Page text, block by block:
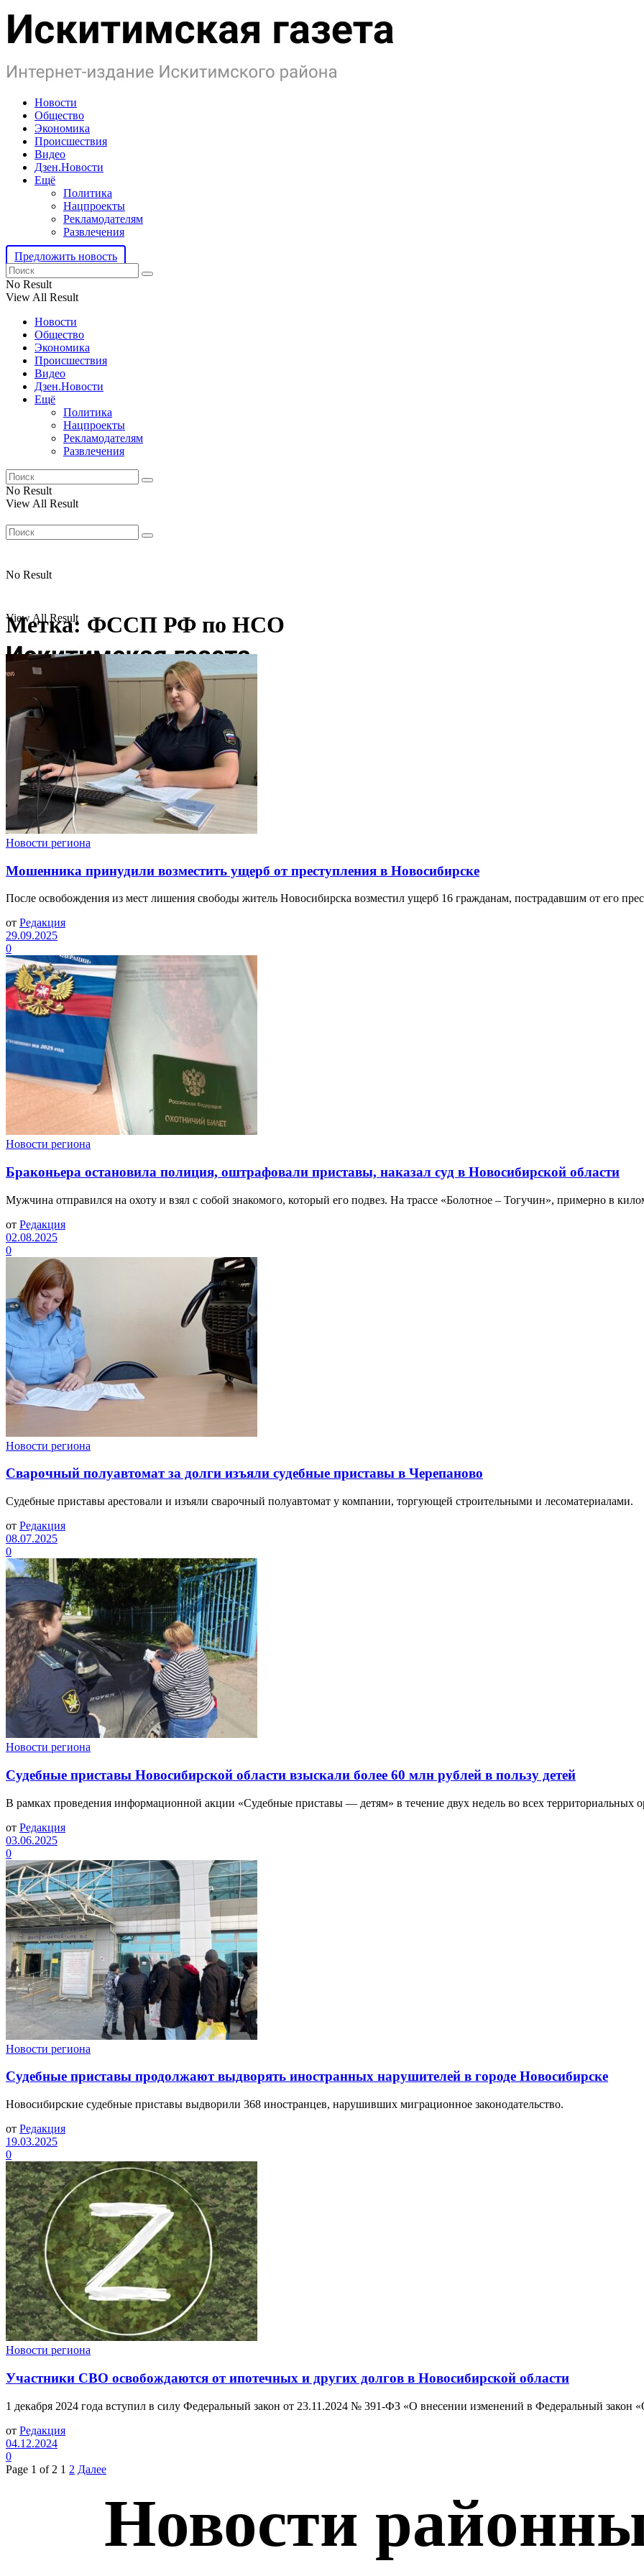
Новости
Общество
Экономика
Происшествия
Видео
Дзен.Новости
Ещё
Политика
Нацпроекты
Рекламодателям
Развлечения
Предложить новость
No Result
View All Result
Новости
Общество
Экономика
Происшествия
Видео
Дзен.Новости
Ещё
Политика
Нацпроекты
Рекламодателям
Развлечения
No Result
View All Result
No Result
View All Result
Метка: ФССП РФ по НСО
Новости региона
Мошенника принудили возместить ущерб от преступления в Новосибирске
После освобождения из мест лишения свободы житель Новосибирска возместил ущерб 16 гражданам, пострадавшим от его
от Редакция
29.09.2025
0
Новости региона
Браконьера остановила полиция, оштрафовали приставы, наказал суд в Новосибирской области
Мужчина отправился на охоту и взял с собой знакомого, который его подвез. На трассе «Болотное – Тогучин», примерно в
от Редакция
02.08.2025
0
Новости региона
Сварочный полуавтомат за долги изъяли судебные приставы в Черепаново
Судебные приставы арестовали и изъяли сварочный полуавтомат у компании, торгующей строительными и лесоматериалами.
от Редакция
08.07.2025
0
Новости региона
Судебные приставы Новосибирской области взыскали более 60 млн рублей в пользу детей
В рамках проведения информационной акции «Судебные приставы — детям» в течение двух недель во всех территориальных
от Редакция
03.06.2025
0
Новости региона
Судебные приставы продолжают выдворять иностранных нарушителей в городе Новосибирске
Новосибирские судебные приставы выдворили 368 иностранцев, нарушивших миграционное законодательство.
от Редакция
19.03.2025
0
Новости региона
Участники СВО освобождаются от ипотечных и других долгов в Новосибирской области
1 декабря 2024 года вступил в силу Федеральный закон от 23.11.2024 № 391-ФЗ «О внесении изменений в Федеральный закон
от Редакция
04.12.2024
0
Page 1 of 2 1 2 Далее